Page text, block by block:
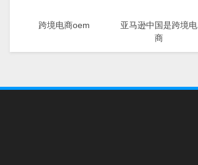
跨境电商oem
亚马逊中国是跨境电
商